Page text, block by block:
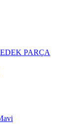
PARÇA